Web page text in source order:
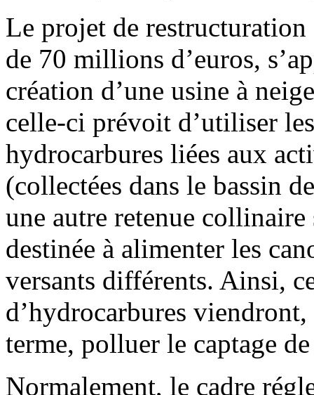
Le projet de restructuration
de 70 millions d’euros,
création d’une usine à
celle-ci prévoit d’utiliser
hydrocarbures liées aux
(collectées dans le bassin
une autre retenue
destinée à alimenter les
versants différents. Ainsi,
d’hydrocarbures
terme, polluer le captage
Normalement, le cadre